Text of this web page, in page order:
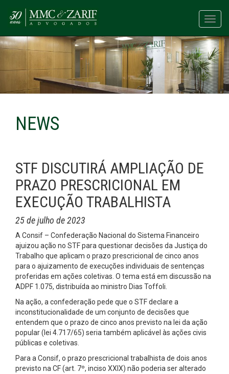
NEWS
STF DISCUTIRÁ AMPLIAÇÃO DE
PRAZO PRESCRICIONAL EM
EXECUÇÃO TRABALHISTA
25 de julho de 2023
A Consif – Confederação Nacional do Sistema Financeiro
ajuizou ação no STF para questionar decisões da Justiça do
Trabalho que aplicam o prazo prescricional de cinco anos
para o ajuizamento de execuções individuais de sentenças
proferidas em ações coletivas. O tema está em discussão na
ADPF 1.075, distribuída ao ministro Dias Toffoli.
Na ação, a confederação pede que o STF declare a
inconstitucionalidade de um conjunto de decisões que
entendem que o prazo de cinco anos previsto na lei da ação
popular (lei 4.717/65) seria também aplicável às ações civis
públicas e coletivas.
Para a Consif, o prazo prescricional trabalhista de dois anos
previsto na CF (art. 7º, inciso XXIX) não poderia ser alterado